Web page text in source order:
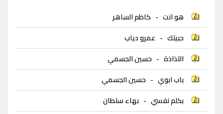
هو انت - كاظم الساهر
حبيتك - عمرو دياب
اللذاذة - حسين الجسمي
باب ابوي - حسين الجسمي
بكلم نفسي - بهاء سلطان